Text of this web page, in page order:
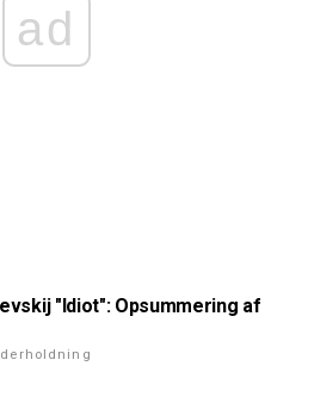
ad
"Idiot": Opsummering af